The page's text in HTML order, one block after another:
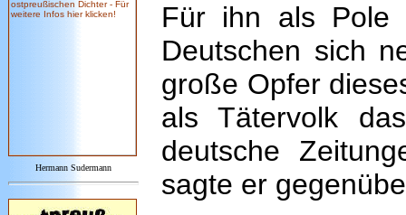
Hermann Sudermann
Für ihn als Pole
Deutschen sich
große Opfer
als Tätervolk
deutsche
sagte er